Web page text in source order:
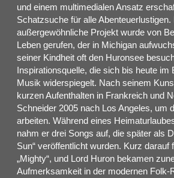
und einem multimedialen Ansatz
Schatzsuche für alle Abenteuerlustigen.
außergewöhnliche Projekt wurde von
Leben gerufen, der in Michigan
seiner Kindheit oft den Huronsee
Inspirationsquelle, die sich bis heute im
Musik widerspiegelt. Nach seinem
kurzen Aufenthalten in Frankreich und
Schneider 2005 nach Los Angeles, um
arbeiten. Während eines
nahm er drei Songs auf, die später als
Sun“ veröffentlicht wurden. Kurz darauf
„Mighty“, und Lord Huron bekamen
Aufmerksamkeit in der modernen Folk-